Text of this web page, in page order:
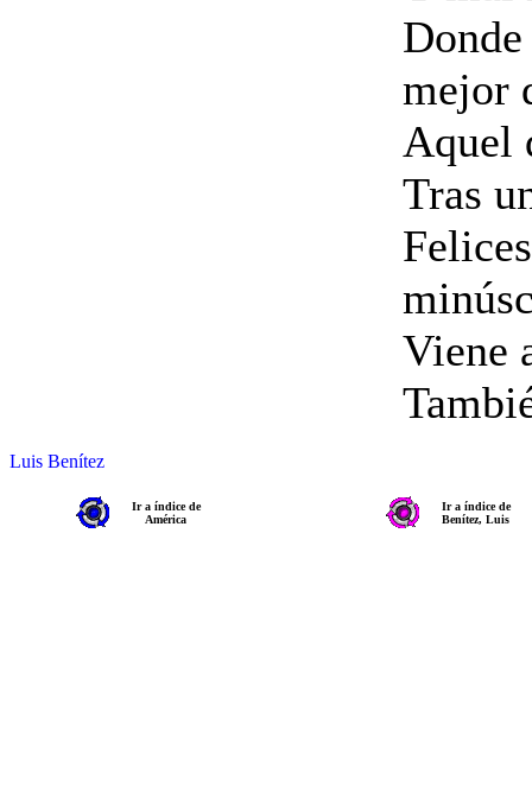
mejor
Aquel
Tras
Viene
Luis Benítez
Ir a índice de
América
Ir a índice de
Benítez, Luis